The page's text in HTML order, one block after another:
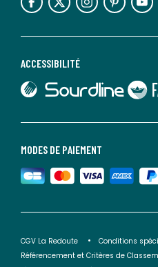
MODES DE PAIEMENT
ACCESSIBILITÉ
lien vers Sourdline
lien vers Faciliti
CGV La Redoute
Conditions
Référencement et Critères de